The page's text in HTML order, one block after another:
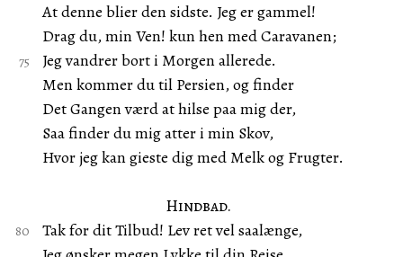
At denne blier den sidste. Jeg er gammel!
Drag du, min Ven! kun hen med Caravanen;
Jeg vandrer bort i Morgen allerede.
Men kommer du til Persien, og finder
Det Gangen værd at hilse paa mig der,
Saa finder du mig atter i min Skov,
Hvor jeg kan gieste dig med Melk og Frugter.
Hindbad.
Tak for dit Tilbud! Lev ret vel saalænge,